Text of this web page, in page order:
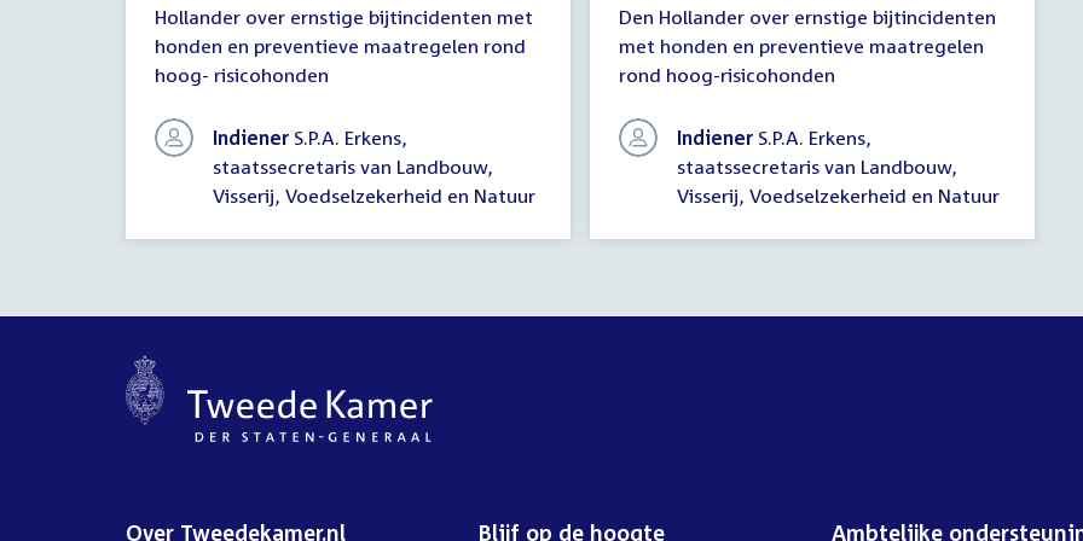
schriftelijke
vragen
Hollander over ernstige bijtincidenten met
honden en preventieve maatregelen rond
hoog- risicohonden
Indiener S.P.A. Erkens,
staatssecretaris van Landbouw,
Visserij, Voedselzekerheid en Natuur
(uitstel
antwoord)
Den Hollander over ernstige bijtincidenten
met honden en preventieve maatregelen
rond hoog-risicohonden
Indiener S.P.A. Erkens,
staatssecretaris van Landbouw,
Visserij, Voedselzekerheid en Natuur
Over Tweedekamer.nl Blijf op de hoogte Ambtelijke